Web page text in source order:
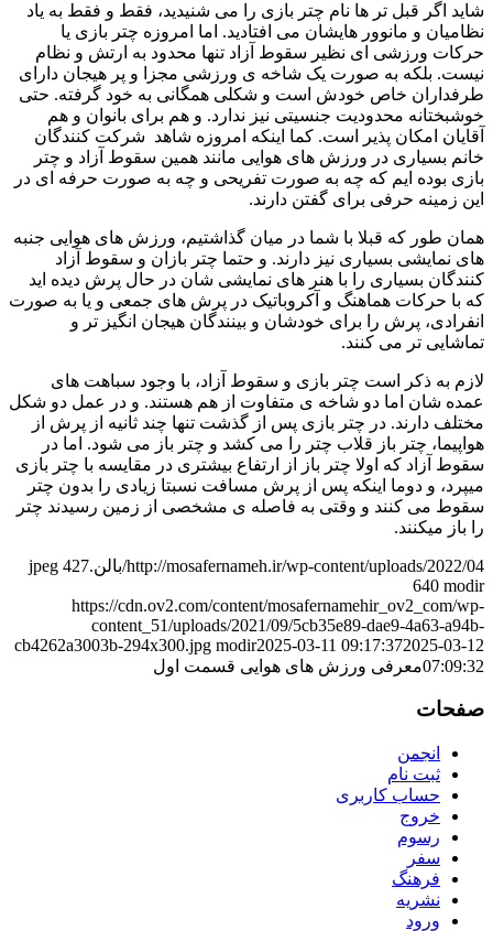
شاید اگر قبل تر ها نام چتر بازی را می شنیدید، فقط و فقط به یاد
نظامیان و مانوور هایشان می افتادید. اما امروزه چتر بازی یا
حرکات ورزشی ای نظیر سقوط آزاد تنها محدود به ارتش و نظام
نیست. بلکه به صورت یک شاخه ی ورزشی مجزا و پر هیجان دارای
طرفداران خاص خودش است و شکلی همگانی به خود گرفته. حتی
خوشبختانه محدودیت جنسیتی نیز ندارد. و هم برای بانوان و هم
آقایان امکان پذیر است. کما اینکه امروزه شاهد شرکت کنندگان
خانم بسیاری در ورزش های هوایی مانند همین سقوط آزاد و چتر
بازی بوده ایم که چه به صورت تفریحی و چه به صورت حرفه ای در
این زمینه حرفی برای گفتن دارند.
همان طور که قبلا با شما در میان گذاشتیم، ورزش های هوایی جنبه
های نمایشی بسیاری نیز دارند. و حتما چتر بازان و سقوط آزاد
کنندگان بسیاری را با هنر های نمایشی شان در حال پرش دیده اید
که با حرکات هماهنگ و آکروباتیک در پرش های جمعی و یا به صورت
انفرادی، پرش را برای خودشان و بینندگان هیجان انگیز تر و
تماشایی تر می کنند.
لازم به ذکر است چتر بازی و سقوط آزاد، با وجود سباهت های
عمده شان اما دو شاخه ی متفاوت از هم هستند. و در عمل دو شکل
مختلف دارند. در چتر بازی پس از گذشت تنها چند ثانیه از پرش از
هواپیما، چتر باز قلاب چتر را می کشد و چتر باز می شود. اما در
سقوط آزاد که اولا چتر باز از ارتفاع بیشتری در مقایسه با چتر بازی
میپرد، و دوما اینکه پس از پرش مسافت نسبتا زیادی را بدون چتر
سقوط می کنند و وقتی به فاصله ی مشخصی از زمین رسیدند چتر
را باز میکنند.
http://mosafernameh.ir/wp-content/uploads/2022/04/بالن.jpeg
427
640 modir
https://cdn.ov2.com/content/mosafernamehir_ov2_com/wp-
content_51/uploads/2021/09/5cb35e89-dae9-4a63-a94b-
cb4262a3003b-294x300.jpg modir2025-03-11 09:17:372025-03-12
07:09:32معرفی ورزش های هوایی قسمت اول
صفحات
انجمن
ثبت نام
حساب کاربری
خروج
رسوم
سفر
فرهنگ
نشریه
ورود